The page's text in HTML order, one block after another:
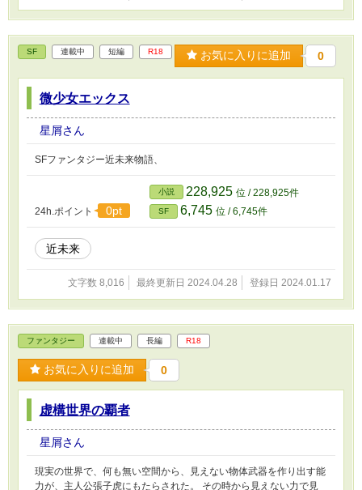
SF 連載中 短編 R18 お気に入りに追加 0
微少女エックス
星屑さん
SFファンタジー近未来物語、
24h.ポイント 0pt
小説 228,925 位 / 228,925件
SF 6,745 位 / 6,745件
近未来
文字数 8,016 最終更新日 2024.04.28 登録日 2024.01.17
ファンタジー 連載中 長編 R18
お気に入りに追加 0
虚構世界の覇者
星屑さん
現実の世界で、何も無い空間から、見えない物体武器を作り出す能
力が、主人公張子虎にもたらされた。 その時から見えない力で見